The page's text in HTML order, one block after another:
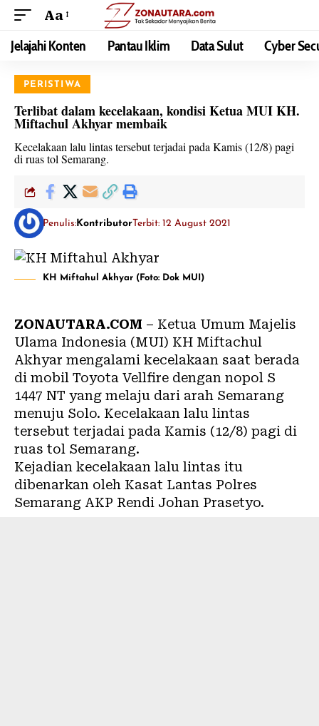
Aa
Jelajahi Konten Pantau Iklim Data Sulut Cyber
PERISTIWA
Terlibat dalam kecelakaan, kondisi Ketua MUI KH.
Miftachul Akhyar membaik
Kecelakaan lalu lintas tersebut terjadai pada Kamis (12/8) pagi
di ruas tol Semarang.
Penulis: KontributorTerbit: 12 August 2021
KH Miftahul Akhyar (Foto: Dok MUI)
ZONAUTARA.COM – Ketua Umum Majelis
Ulama Indonesia (MUI) KH Miftachul
Akhyar mengalami kecelakaan saat berada
di mobil Toyota Vellfire dengan nopol S
1447 NT yang melaju dari arah Semarang
menuju Solo. Kecelakaan lalu lintas
tersebut terjadai pada Kamis (12/8) pagi di
ruas tol Semarang.
Kejadian kecelakaan lalu lintas itu
dibenarkan oleh Kasat Lantas Polres
Semarang AKP Rendi Johan Prasetyo.